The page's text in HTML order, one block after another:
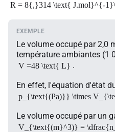
R = 8{,}314 \text{ J.mol}^{-
Le volume occupé par 2,0
température ambiantes (1
V =48 \text{ L} .
En effet, l'équation d'état
p_{\text{(Pa)}} \times
Le volume occupé par un
V_{\text{(m}^3)} =